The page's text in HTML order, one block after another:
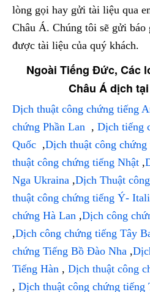
lòng gọi hay gửi tài liệu qua
Châu Á. Chúng tôi sẽ gửi báo
được tài liệu của quý khách.
Ngoài Tiếng Đức, Các
Châu Á dịch
Dịch thuật công chứng tiếng
chứng Phần Lan , Dịch tiếng
Quốc ,Dịch thuật công chứng
thuật công chứng tiếng Nhật ,
Nga Ukraina ,Dịch Thuật
thuật công chứng tiếng Ý-
chứng Hà Lan ,Dịch công
,Dịch công chứng tiếng Tây
chứng Tiếng Bồ Đào Nha ,
Tiếng Hàn , Dịch thuật công
, Dịch thuật công chứng tiếng